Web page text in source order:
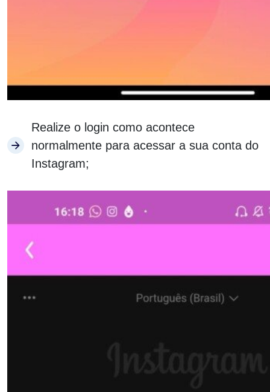
Realize o login como acontece
normalmente para acessar a sua conta do
Instagram;